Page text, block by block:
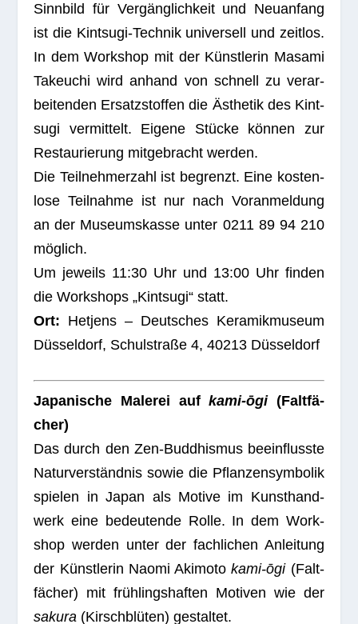
Sinn­bild für Ver­gäng­lich­keit und Neu­an­fang
ist die Kint­sugi-Tech­nik uni­ver­sell und zeit­los.
In dem Work­shop mit der Künst­le­rin Masami
Takeuchi wird anhand von schnell zu ver­ar­
bei­ten­den Ersatz­stof­fen die Ästhe­tik des Kint­
sugi ver­mit­telt. Eigene Stü­cke kön­nen zur
Restau­rie­rung mit­ge­bracht wer­den.
Die Teil­neh­mer­zahl ist begrenzt. Eine kos­ten­
lose Teil­nahme ist nur nach Vor­anmel­dung
an der Muse­ums­kasse unter 0211 89 94 210
mög­lich.
Um jeweils 11:30 Uhr und 13:00 Uhr fin­den
die Work­shops „Kint­sugi“ statt.
Ort: Het­jens – Deut­sches Kera­mik­mu­seum
Düs­sel­dorf, Schul­straße 4, 40213 Düsseldorf
Japa­ni­sche Male­rei aufkami-ōgi(Falt­fä­
cher)
Das durch den Zen-Bud­dhis­mus beein­flusste
Natur­ver­ständ­nis sowie die Pflan­zen­sym­bo­lik
spie­len in Japan als Motive im Kunst­hand­
werk eine bedeu­tende Rolle. In dem Work­
shop wer­den unter der fach­li­chen Anlei­tung
der Künst­le­rin Naomi Aki­motokami-ōgi(Falt­
fä­cher) mit früh­lings­haf­ten Moti­ven wie der
sakura (Kirsch­blü­ten) gestal­tet.